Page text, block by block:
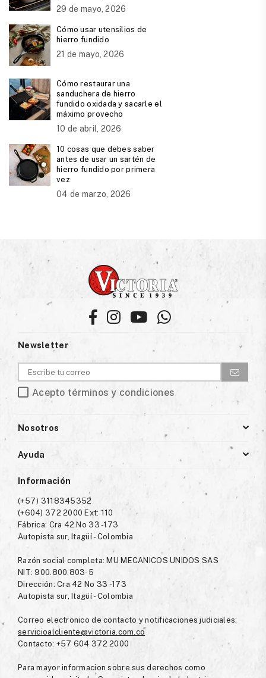
29 de mayo, 2026
Cómo usar utensilios de
hierro fundido
21 de mayo, 2026
Cómo restaurar una
sanduchera de hierro
fundido oxidada y sacarle el
máximo provecho
10 de abril, 2026
10 cosas que debes saber
antes de usar un sartén de
hierro fundido por primera
vez
04 de marzo, 2026
FacebookInstagramYouTubeWhatsapp
Newsletter
Acepto términos y condiciones
Nosotros
Ayuda
Información
(+57) 3118345352
(+604) 372 2000 Ext: 110
Fábrica: Cra 42 No 33 -173
Autopista sur, Itagüí - Colombia
Razón social completa: MU MECANICOS UNIDOS SAS
NIT: 900.800.803-5
Dirección: Cra 42 No 33 -173
Autopista sur, Itagüí - Colombia
Correo electronico de contacto y notificaciones judiciales:
servicioalcliente@victoria.com.co
Contacto: +57 604 372 2000
Para mayor informacion sobre sus derechos como